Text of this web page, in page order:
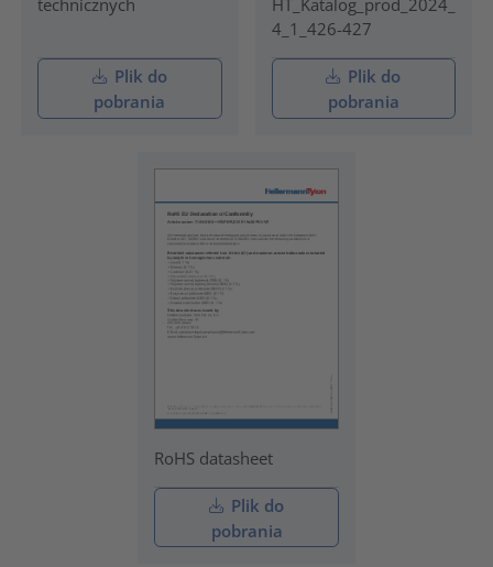
technicznych
Plik do
pobrania
HT_Katalog_prod_2024_
4_1_426-427
Plik do
pobrania
RoHS datasheet
Plik do
pobrania